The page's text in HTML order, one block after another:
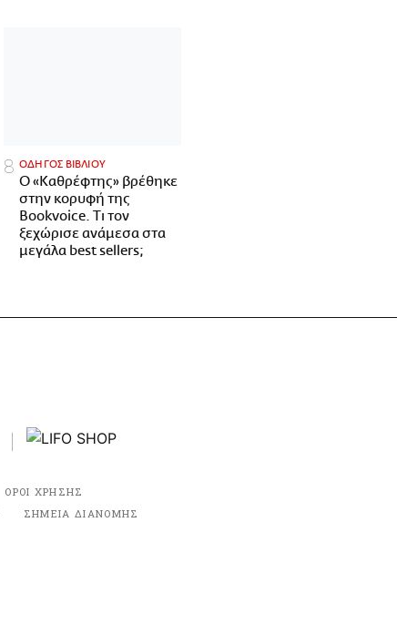
ΟΔΗΓΟΣ ΒΙΒΛΙΟΥ
Ο «Καθρέφτης» βρέθηκε
στην κορυφή της
Bookvoice. Τι τον
ξεχώρισε ανάμεσα στα
μεγάλα best sellers;
ΟΡΟΙ ΧΡΗΣΗΣ
ΣΗΜΕΙΑ ΔΙΑΝΟΜΗΣ